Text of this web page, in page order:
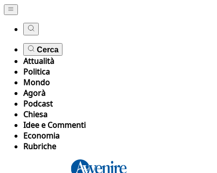
Cerca
Attualità
Politica
Mondo
Agorà
Podcast
Chiesa
Idee e Commenti
Economia
Rubriche